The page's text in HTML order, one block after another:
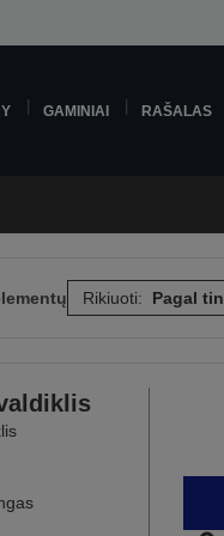
GAMINIAI RAŠALAS
Rikiuoti: